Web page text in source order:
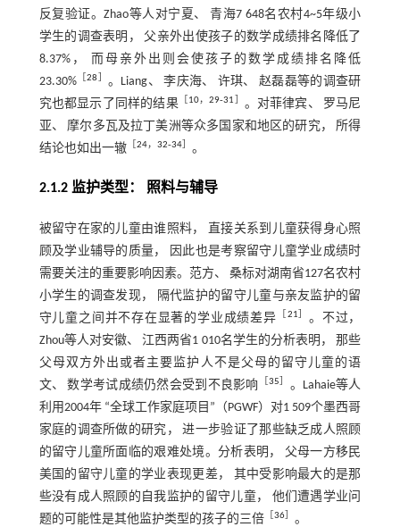
反复验证。Zhao等人对宁夏、 青海7 648名农村4~5年级小
学生的调查表明， 父亲外出使孩子的数学成绩排名降低了
8.37%， 而母亲外出则会使孩子的数学成绩排名降低
23.30% ［28
。Liang、 李庆海、 许琪、 赵磊磊等的调查研
究也都显示了同样的结果
10，29‐31
。对菲律宾、 罗马尼
亚、 摩尔多瓦及拉丁美洲等众多国家和地区的研究， 所得
结论也如出一辙［ 24， 32‐34］ 。
2.1.2 监护类型： 照料与辅导
被留守在家的儿童由谁照料， 直接关系到儿童获得身心照
顾及学业辅导的质量， 因此也是考察留守儿童学业成绩时
需要关注的重要影响因素。范方、 桑标对湖南省127名农村
小学生的调查发现， 隔代监护的留守儿童与亲友监护的留
守儿童之间并不存在显著的学业成绩差异
21
。不过，
Zhou等人对安徽、 江西两省1 010名学生的分析表明， 那些
父母双方外出或者主要监护人不是父母的留守儿童的语
文、 数学考试成绩仍然会受到不良影响
35
。Lahaie等人
利用2004年 “全球工作家庭项目”（PGWF）对1 509个墨西哥
家庭的调查所做的研究， 进一步验证了那些缺乏成人照顾
的留守儿童所面临的艰难处境。分析表明， 父母一方移民
美国的留守儿童的学业表现更差， 其中受影响最大的是那
些没有成人照顾的自我监护的留守儿童， 他们遭遇学业问
题的可能性是其他监护类型的孩子的三倍［ 36］ 。